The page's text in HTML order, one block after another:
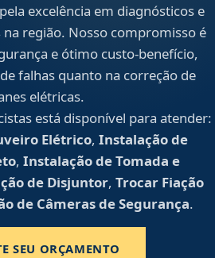
excelência em diagnósticos e
região. Nosso compromisso é
e ótimo custo-benefício,
falhas quanto na correção de
elétricas.
está disponível para atender:
Elétrico, Instalação de
, Instalação de Tomada e
de Disjuntor, Trocar Fiação
de Câmeras de Segurança.
SEU ORÇAMENTO